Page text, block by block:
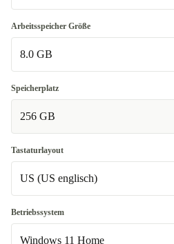
Gut
Sehr gut
Arbeitsspeicher Größe
8.0 GB
8.0 GB
In anderen Kombinationen verfügbar
16.0 GB
Speicherplatz
256 GB
Tastaturlayout
US (US englisch)
US (US englisch)
In anderen Kombinationen verfügbar
Betriebssystem
Windows 11 Home